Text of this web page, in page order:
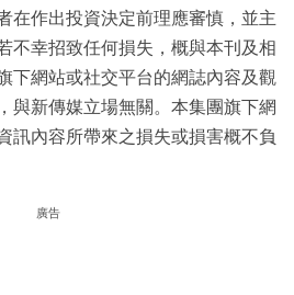
在作出投資決定前理應審慎，並主
不幸招致任何損失，概與本刊及相
下網站或社交平台的網誌內容及觀
與新傳媒立場無關。本集團旗下網
訊內容所帶來之損失或損害概不負
廣告